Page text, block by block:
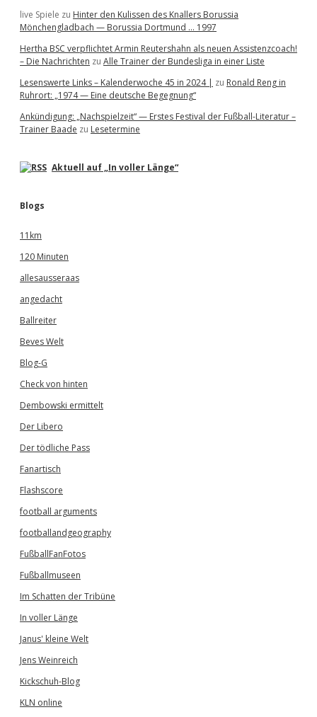
live Spiele zu Hinter den Kulissen des Knallers Borussia
Mönchengladbach — Borussia Dortmund … 1997
Hertha BSC verpflichtet Armin Reutershahn als neuen Assistenzcoach!
– Die Nachrichten zu Alle Trainer der Bundesliga in einer Liste
Lesenswerte Links – Kalenderwoche 45 in 2024 | zu Ronald Reng in
Ruhrort: „1974 — Eine deutsche Begegnung“
Ankündigung: „Nachspielzeit“ — Erstes Festival der Fußball-Literatur –
Trainer Baade zu Lesetermine
Aktuell auf „In voller Länge“
Blogs
11km
120 Minuten
allesausseraas
angedacht
Ballreiter
Beves Welt
Blog-G
Check von hinten
Dembowski ermittelt
Der Libero
Der tödliche Pass
Fanartisch
Flashscore
football arguments
footballandgeography
FußballFanFotos
Fußballmuseen
Im Schatten der Tribüne
In voller Länge
Janus' kleine Welt
Jens Weinreich
Kickschuh-Blog
KLN online